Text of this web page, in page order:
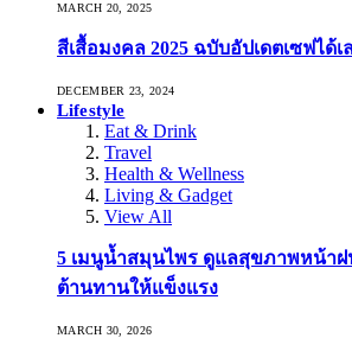
MARCH 20, 2025
สีเสื้อมงคล 2025 ฉบับอัปเดตเซฟได้เ
DECEMBER 23, 2024
Lifestyle
Eat & Drink
Travel
Health & Wellness
Living & Gadget
View All
5 เมนูน้ำสมุนไพร ดูแลสุขภาพหน้า
ต้านทานให้แข็งแรง
MARCH 30, 2026